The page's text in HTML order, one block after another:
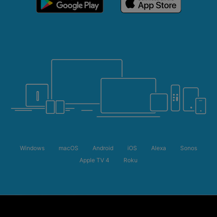
Летняя распродажа
Windows macOS Android iOS Alexa
Sonos
Apple TV 4
Roku